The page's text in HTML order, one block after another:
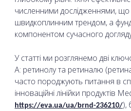
численними дослідженнями, що
швидкоплинним трендом, а
компонентом сучасного
У статті ми розглянемо дві
А: ретинолу та ретиналю
часто породжують питання в
інноваційні лінійки продуктів
https://eva.ua/ua/brnd-236210/),